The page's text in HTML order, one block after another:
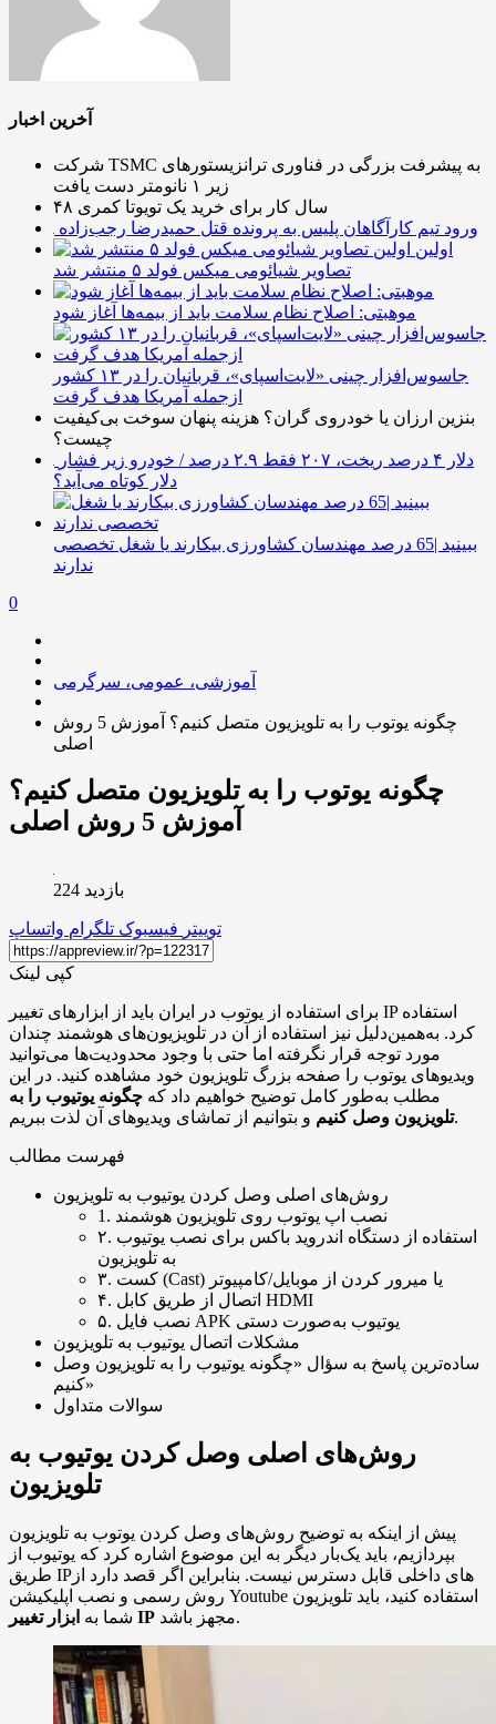
آخرین اخبار
شرکت TSMC به پیشرفت بزرگی در فناوری ترانزیستورهای
زیر ۱ نانومتر دست یافت
۴۸ سال کار برای خرید یک تویوتا کمری
ورود تیم کارآگاهان پلیس به پرونده قتل حمیدرضا رجب‌زاده
اولین
تصاویر شیائومی میکس فولد ۵ منتشر شد
موهبتی: اصلاح نظام سلامت باید از بیمه‌ها آغاز شود
جاسوس‌افزار چینی «لایت‌اسپای»، قربانیان را در ۱۳ کشور
ازجمله آمریکا هدف گرفت
بنزین ارزان یا خودروی گران؟ هزینه پنهان سوخت بی‌کیفیت
چیست؟
دلار ۴ درصد ریخت، ۲۰۷ فقط ۲.۹ درصد / خودرو زیر فشار
دلار کوتاه می‌آید؟
ببینید |65 درصد مهندسان کشاورزی بیکارند یا شغل تخصصی
ندارند
0
آموزشی، عمومی، سرگرمی
چگونه یوتوب را به تلویزیون متصل کنیم؟ آموزش 5 روش
اصلی
چگونه یوتوب را به تلویزیون متصل کنیم؟
آموزش 5 روش اصلی
بازدید 224
توییتر فیسبوک تلگرام واتساپ
کپی لینک
برای استفاده از یوتوب در ایران باید از ابزارهای تغییر IP استفاده
کرد. به‌همین‌دلیل نیز استفاده از آن در تلویزیون‌های هوشمند چندان
مورد توجه قرار نگرفته اما حتی با وجود محدودیت‌ها می‌توانید
ویدیوهای یوتوب را صفحه بزرگ تلویزیون خود مشاهده کنید. در این
مطلب به‌طور کامل توضیح خواهیم داد که چگونه یوتیوب را به
تلویزیون وصل کنیمو بتوانیم از تماشای ویدیوهای آن لذت ببریم.
فهرست مطالب
روش‌های اصلی وصل کردن یوتیوب به تلویزیون
1. نصب اپ یوتوب روی تلویزیون هوشمند
۲. استفاده از دستگاه اندروید باکس برای نصب یوتیوب
به تلویزیون
۳. کست (Cast) یا میرور کردن از موبایل/کامپیوتر
۴. اتصال از طریق کابل HDMI
۵. نصب فایل APK یوتیوب به‌صورت دستی
مشکلات اتصال یوتیوب به تلویزیون
ساده‌ترین پاسخ به سؤال «چگونه یوتیوب را به تلویزیون وصل
کنیم»
سوالات متداول
روش‌های اصلی وصل کردن یوتیوب به
تلویزیون
پیش از اینکه به توضیح روش‌های وصل کردن یوتوب به تلویزیون
بپردازیم، باید یک‌بار دیگر به این موضوع اشاره کرد که یوتیوب از
طریق IPهای داخلی قابل دسترس نیست. بنابراین اگر قصد دارد از
روش رسمی و نصب اپلیکیشن Youtube استفاده کنید، باید تلویزیون
شما به ابزار تغییر IP مجهز باشد.